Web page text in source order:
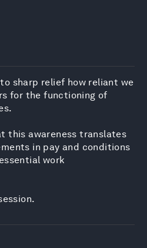
sharp relief how reliant we
for the functioning of
this awareness translates
in pay and conditions
work